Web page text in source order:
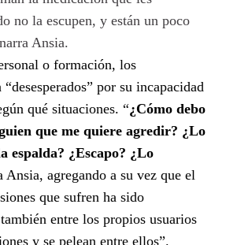
no la escupen, y están un poco
Ansia.
o formación, los
por su incapacidad
qué situaciones. “¿Cómo debo
que me quiere agredir? ¿Lo
espalda? ¿Escapo? ¿Lo
Ansia, agregando a su vez que el
que sufren ha sido
entre los propios usuarios
y se pelean entre ellos”.